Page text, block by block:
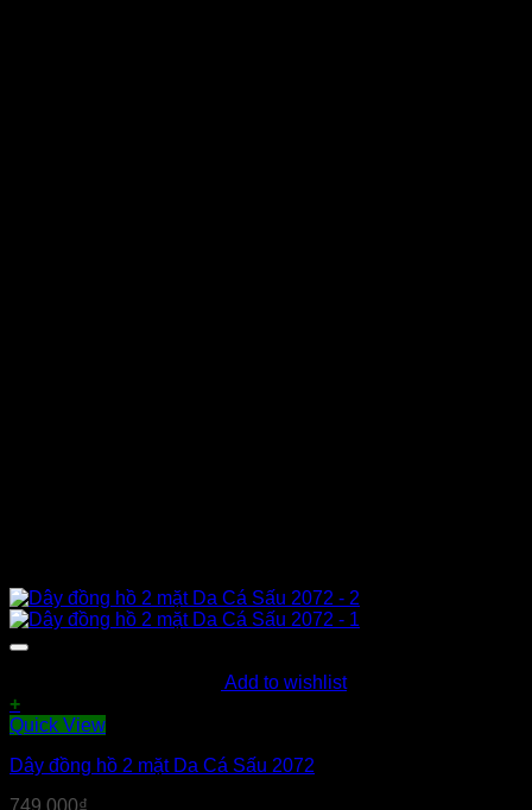
Add to wishlist
+
Sản
này
Quick View
Dây đồng hồ 2 mặt Da Cá Sấu 2072